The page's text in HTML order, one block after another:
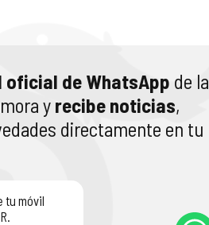
oficial de WhatsApp de la
y recibe noticias,
directamente en tu
tu móvil